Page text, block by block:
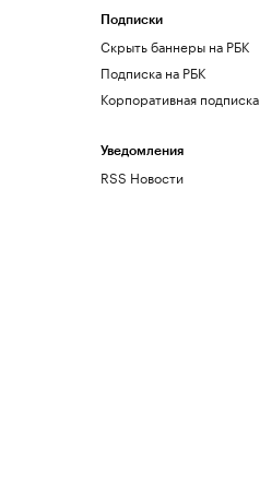
Подписки
Скрыть баннеры на РБК
Подписка на РБК
Корпоративная подписка
Уведомления
RSS Новости